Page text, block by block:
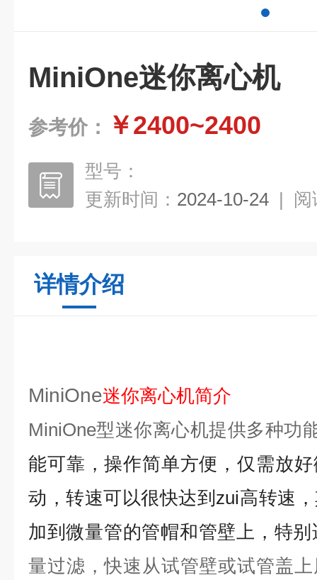
MiniOne迷你离心机
参考价： ￥2400~2400
型号：
更新时间： 2024-10-24 | 阅
详情介绍
MiniOne迷你离心机简介
MiniOne型迷你离心机提供多种功
能可靠，操作简单方便，仅需放
动，转速可以很快达到zui高转速
加到微量管的管帽和管壁上，特
量过滤，快速从试管壁或试管盖